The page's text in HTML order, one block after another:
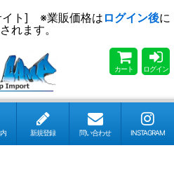
イト] ※業販価格は ログイン後に
れます。
カート ログイン
新規登録 問い合わせ INSTAGRAM